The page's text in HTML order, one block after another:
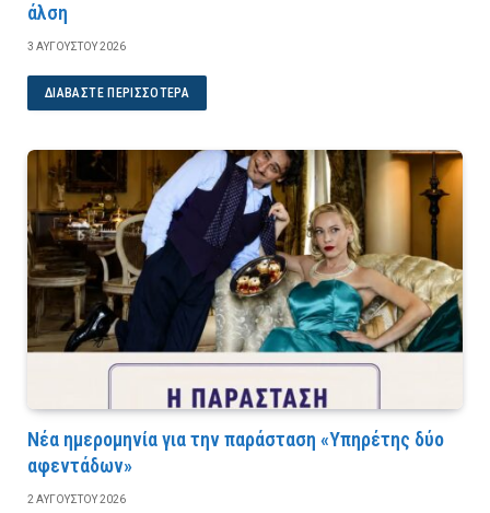
άλση
3 ΑΥΓΟΎΣΤΟΥ 2026
ΔΙΑΒΆΣΤΕ ΠΕΡΙΣΣΌΤΕΡΑ
Νέα ημερομηνία για την παράσταση «Υπηρέτης δύο
αφεντάδων»
2 ΑΥΓΟΎΣΤΟΥ 2026